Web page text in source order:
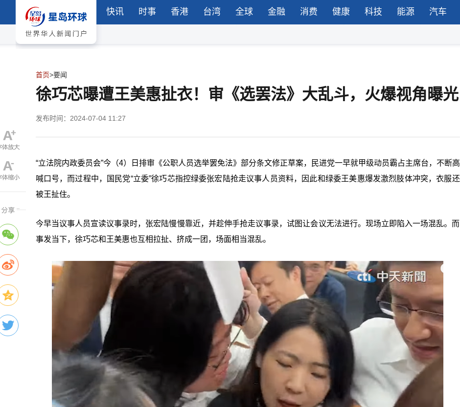
快讯 时事 香港 台湾 全球 金融 消费 健康 科技 能源 汽车
首页>要闻
徐巧芯曝遭王美惠扯衣！审《选罢法》大乱斗，火爆视角曝光
发布时间：2024-07-04 11:27
“立法院内政委员会”今（4）日排审《公职人员选举罢免法》部分条文修正草案，民进党一早就甲级动员霸占主席台，不断高
喊口号，而过程中，国民党“立委”徐巧芯指控绿委张宏陆抢走议事人员资料，因此和绿委王美惠爆发激烈肢体冲突，衣服还
被王扯住。
今早当议事人员宣读议事录时，张宏陆慢慢靠近，并趁伸手抢走议事录，试图让会议无法进行。现场立即陷入一场混乱。而
事发当下，徐巧芯和王美惠也互相拉扯、挤成一团，场面相当混乱。